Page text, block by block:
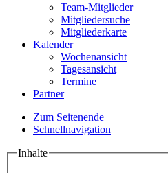
Team-Mitglieder
Mitgliedersuche
Mitgliederkarte
Kalender
Wochenansicht
Tagesansicht
Termine
Partner
Zum Seitenende
Schnellnavigation
Inhalte